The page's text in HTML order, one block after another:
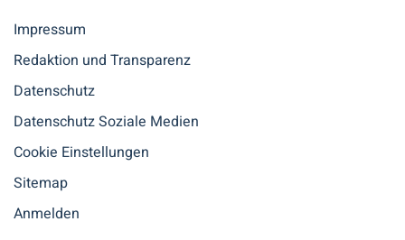
Impressum
Redaktion und Transparenz
Datenschutz
Datenschutz Soziale Medien
Cookie Einstellungen
Sitemap
Anmelden